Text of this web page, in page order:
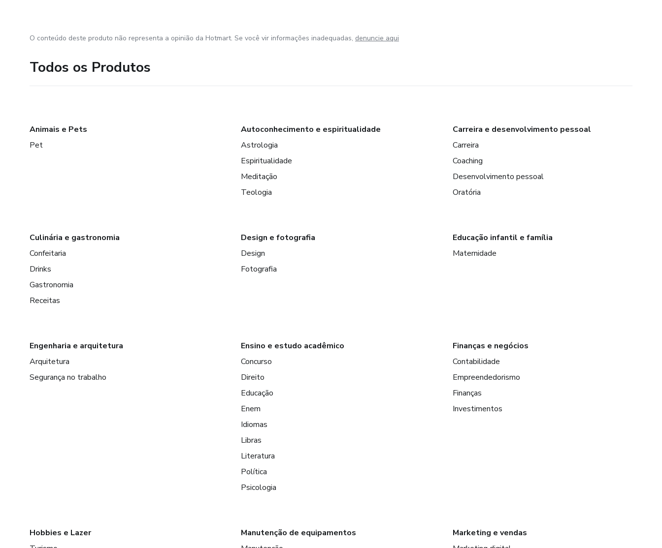
O conteúdo deste produto não representa a opinião da Hotmart. Se você vir informações inadequadas, denuncie aqui
Todos os Produtos
Animais e Pets
Pet
Autoconhecimento e espiritualidade
Astrologia
Espiritualidade
Meditação
Teologia
Carreira e desenvolvimento pessoal
Carreira
Coaching
Desenvolvimento pessoal
Oratória
Culinária e gastronomia
Confeitaria
Drinks
Gastronomia
Receitas
Design e fotografia
Design
Fotografia
Educação infantil e família
Maternidade
Engenharia e arquitetura
Arquitetura
Segurança no trabalho
Ensino e estudo acadêmico
Concurso
Direito
Educação
Enem
Idiomas
Libras
Literatura
Política
Psicologia
Finanças e negócios
Contabilidade
Empreendedorismo
Finanças
Investimentos
Hobbies e Lazer
Manutenção de equipamentos
Marketing e vendas